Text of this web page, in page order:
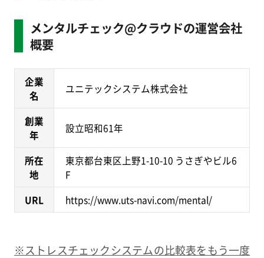
メンタルチェック@クラウドの運営会社
概要
企業
名
ユニテックシステム株式会社
創業
年
設立昭和61年
所在
地
東京都台東区上野1-10-10 うさぎやビル6
F
URL
https://www.uts-navi.com/mental/
※ストレスチェックシステムの比較表をもう一度